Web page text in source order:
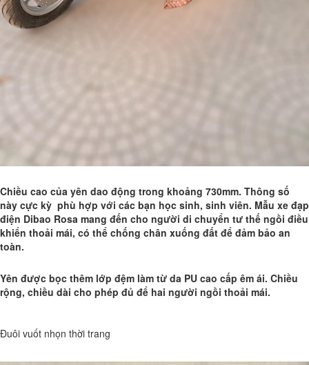
Chiều cao của yên dao động trong khoảng 730mm. Thông số
này cực kỳ phù hợp với các bạn học sinh, sinh viên. Mẫu xe đạp
điện Dibao Rosa mang đến cho người di chuyển tư thế ngồi điều
khiển thoải mái, có thể chống chân xuống đất để đảm bảo an
toàn.
Yên được bọc thêm lớp đệm làm từ da PU cao cấp êm ái. Chiều
rộng, chiều dài cho phép đủ để hai người ngồi thoải mái.
Đuôi vuốt nhọn thời trang